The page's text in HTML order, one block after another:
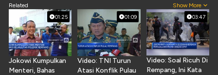
Related Show More
01:25
Jokowi Kumpulkan
Menteri, Bahas
01:09
Video: TNI Turun
Atasi Konflik Pulau
03:47
Video: Soal Ricuh Di
Rempang, Ini Kata